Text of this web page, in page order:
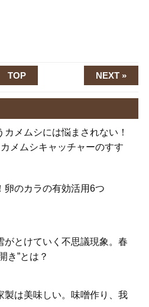
TOP NEXT »
カメムシには悩まされない！
メムシキャッチャーのすす
卵のカラの有効活用6つ
がとけていく不思議現象。春
き”とは？
製は美味しい。味噌作り、我